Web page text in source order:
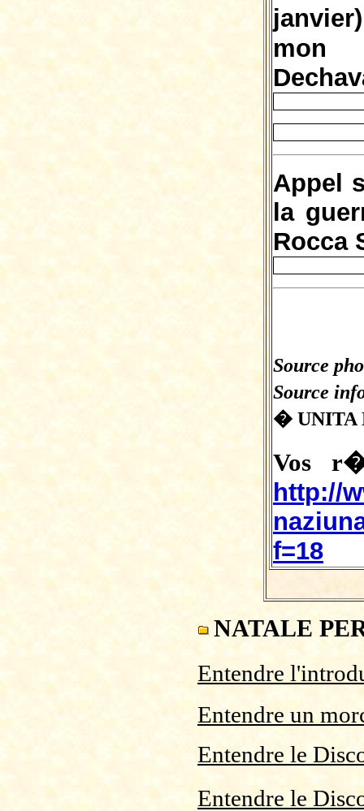
mon
Appel
la
Rocca
Source
Source
� UNITA
Vos
http://
f=18
NATALE
Entendre
Entendre un
Entendre le
Entendre le